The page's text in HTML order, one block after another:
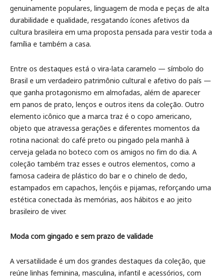
genuinamente populares, linguagem de moda e peças de alta
durabilidade e qualidade, resgatando ícones afetivos da
cultura brasileira em uma proposta pensada para vestir toda a
família e também a casa.
Entre os destaques está o vira-lata caramelo — símbolo do
Brasil e um verdadeiro patrimônio cultural e afetivo do país —
que ganha protagonismo em almofadas, além de aparecer
em panos de prato, lenços e outros itens da coleção. Outro
elemento icônico que a marca traz é o copo americano,
objeto que atravessa gerações e diferentes momentos da
rotina nacional: do café preto ou pingado pela manhã à
cerveja gelada no boteco com os amigos no fim do dia. A
coleção também traz esses e outros elementos, como a
famosa cadeira de plástico do bar e o chinelo de dedo,
estampados em capachos, lençóis e pijamas, reforçando uma
estética conectada às memórias, aos hábitos e ao jeito
brasileiro de viver.
Moda com gingado e sem prazo de validade
A versatilidade é um dos grandes destaques da coleção, que
reúne linhas feminina, masculina, infantil e acessórios, com